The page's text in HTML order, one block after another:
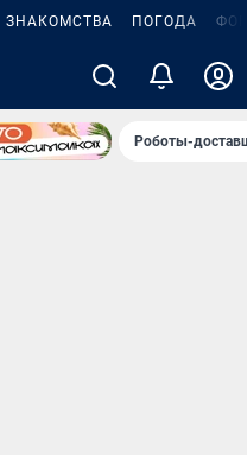
ЗНАКОМСТВА ПОГОДА
Роботы-